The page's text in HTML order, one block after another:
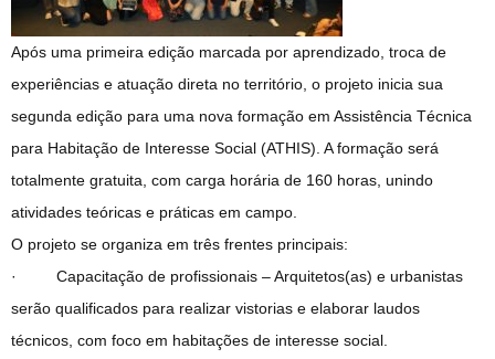
Após uma primeira edição marcada por aprendizado, troca de
experiências e atuação direta no território, o projeto inicia sua
segunda edição para uma nova formação em Assistência Técnica
para Habitação de Interesse Social (ATHIS). A formação será
totalmente gratuita, com carga horária de 160 horas, unindo
atividades teóricas e práticas em campo.
O projeto se organiza em três frentes principais:
· Capacitação de profissionais – Arquitetos(as) e urbanistas
serão qualificados para realizar vistorias e elaborar laudos
técnicos, com foco em habitações de interesse social.